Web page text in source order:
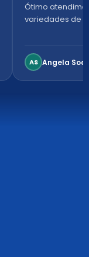
Ótimo
variedades de
AS Angela